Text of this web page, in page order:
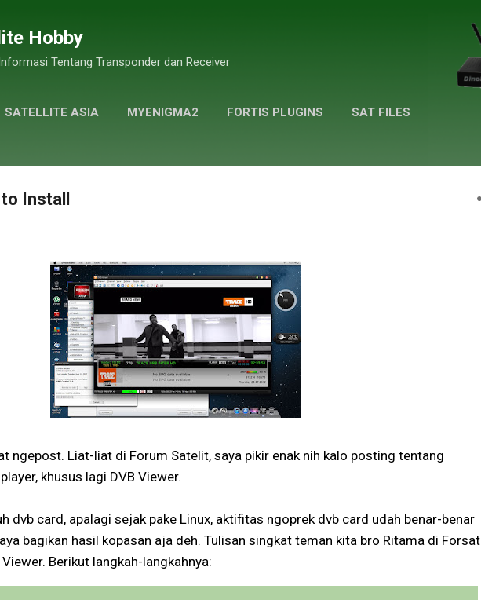
Hobby
Tentang Transponder dan Receiver
SATELLITE ASIA MYENIGMA2 FORTIS PLUGINS SAT FILES
Install
ngepost. Liat-liat di Forum Satelit, saya pikir enak nih kalo posting tentang
khusus lagi DVB Viewer.
dvb card, apalagi sejak pake Linux, aktifitas ngoprek dvb card udah benar-benar
bagikan hasil kopasan aja deh. Tulisan singkat teman kita bro Ritama di Forsat
Berikut langkah-langkahnya: